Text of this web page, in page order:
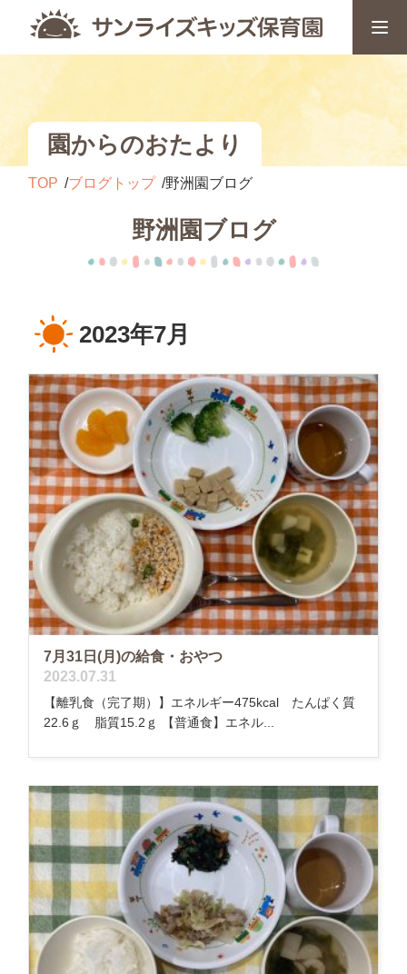
園からのおたより
TOP ブログトップ 野洲園ブログ
野洲園ブログ
2023年7月
7月31日(月)の給食・おやつ
2023.07.31
【離乳食（完了期）】エネルギー475kcal たんぱく質
22.6ｇ 脂質15.2ｇ 【普通食】エネル...